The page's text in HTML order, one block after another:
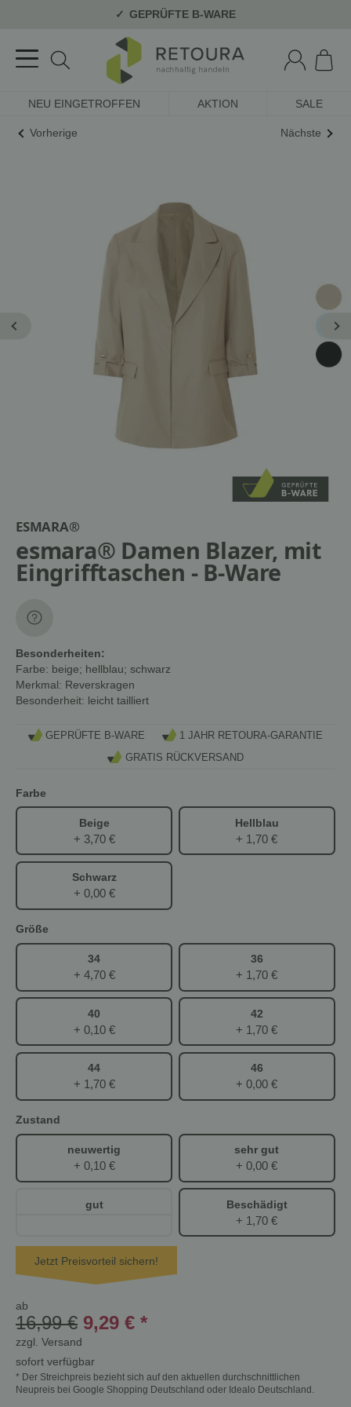
GEPRÜFTE B-WARE
NEU EINGETROFFEN AKTION SALE
Vorherige Nächste
ESMARA®
esmara® Damen Blazer, mit
Eingrifftaschen - B-Ware
Besonderheiten:
Farbe: beige; hellblau; schwarz
Merkmal: Reverskragen
Besonderheit: leicht tailliert
GEPRÜFTE B-WARE
1 JAHR RETOURA-GARANTIE
GRATIS RÜCKVERSAND
Farbe
Beige
+ 3,70 €
Hellblau
+ 1,70 €
Schwarz
+ 0,00 €
Größe
34
+ 4,70 €
36
+ 1,70 €
40
+ 0,10 €
42
+ 1,70 €
44
+ 1,70 €
46
+ 0,00 €
Zustand
neuwertig
+ 0,10 €
sehr gut
+ 0,00 €
gut Beschädigt
+ 1,70 €
Jetzt Preisvorteil sichern!
ab
16,99 € 9,29 € *
zzgl. Versand
sofort verfügbar
* Der Streichpreis bezieht sich auf den aktuellen durchschnittlichen
Neupreis bei Google Shopping Deutschland oder Idealo Deutschland.